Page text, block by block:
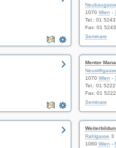
1070 Wien -
Tel.: 01
Fax: 01
Seminare
Mentor
Neustiftgasse
1070 Wien -
Tel.: 01
Fax: 01
Seminare
Rahlgasse 3
1060 Wien -